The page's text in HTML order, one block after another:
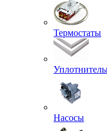
Термостаты
Насосы